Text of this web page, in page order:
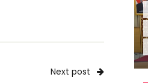
Next post